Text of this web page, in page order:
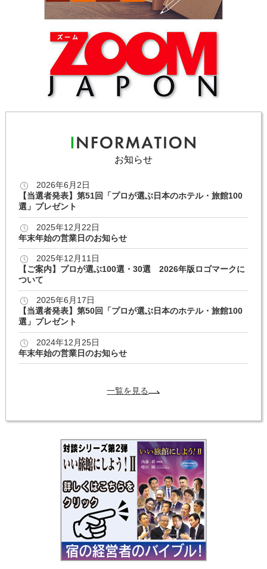
お知らせ
2026年6月2日
【当選者発表】第51回「プロが選ぶ日本のホテル・旅館100
選」プレゼント
2025年12月22日
年末年始の営業日のお知らせ
2025年12月11日
【ご案内】プロが選ぶ100選・30選 2026年版ロゴマークに
ついて
2025年6月17日
【当選者発表】第50回「プロが選ぶ日本のホテル・旅館100
選」プレゼント
2024年12月25日
年末年始の営業日のお知らせ
一覧を見る